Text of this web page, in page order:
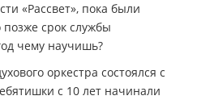
«Рассвет», пока были
срок службы
чему научишь?
оркестра состоялся с
с 10 лет начинали